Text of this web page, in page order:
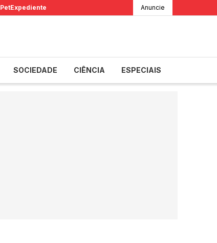
PetExpediente Anuncie
SOCIEDADE CIÊNCIA ESPECIAIS